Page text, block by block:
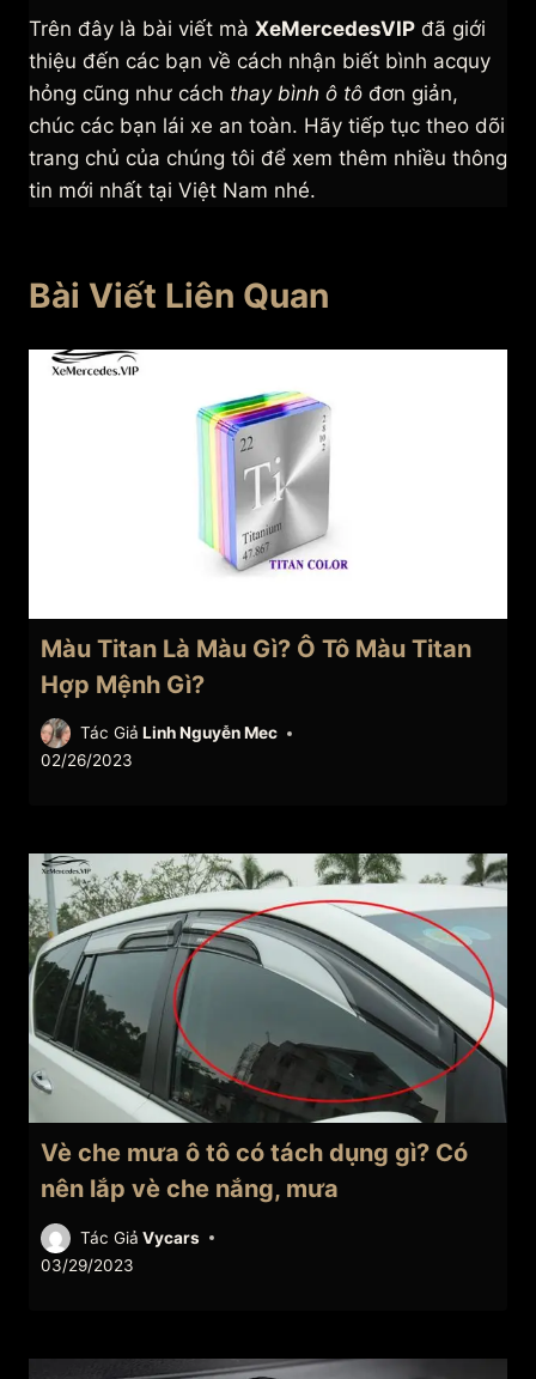
Trên đây là bài viết mà XeMercedesVIP đã giới
thiệu đến các bạn về cách nhận biết bình acquy
hỏng cũng như cách thay bình ô tô đơn giản,
chúc các bạn lái xe an toàn. Hãy tiếp tục theo dõi
trang chủ của chúng tôi để xem thêm nhiều thông
tin mới nhất tại Việt Nam nhé.
Bài Viết Liên Quan
Màu Titan Là Màu Gì? Ô Tô Màu Titan
Hợp Mệnh Gì?
Tác Giả Linh Nguyễn Mec
02/26/2023
Vè che mưa ô tô có tách dụng gì? Có
nên lắp vè che nắng, mưa
Tác Giả Vycars
03/29/2023